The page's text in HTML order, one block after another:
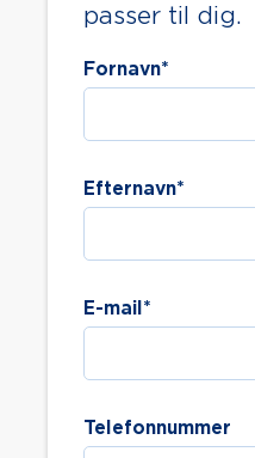
passer til dig.
Fornavn*
Efternavn*
E-mail *
Telefonnummer